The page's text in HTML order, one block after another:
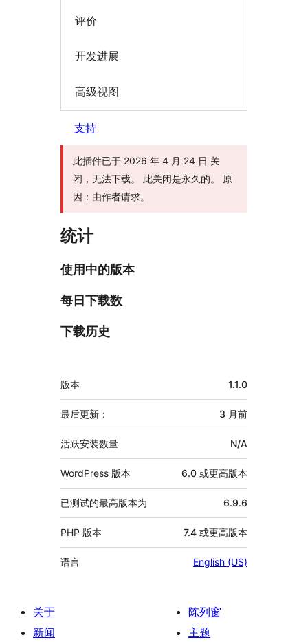
评价
开发进展
高级视图
支持
此插件已于 2026 年 4 月 24 日 关
闭，无法下载。 此关闭是永久的。 原
因：由作者请求。
统计
使用中的版本
每日下载数
下载历史
额
外
信
息
版本 1.1.0
最后更新： 3 月前
活跃安装数量 N/A
WordPress 版本 6.0 或更高版本
已测试的最高版本为 6.9.6
PHP 版本 7.4 或更高版本
语言 English (US)
关于
新闻
陈列窗
主题